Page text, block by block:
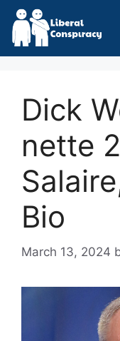
Skip
content
Dick
nette
Bio
March 13, 2024